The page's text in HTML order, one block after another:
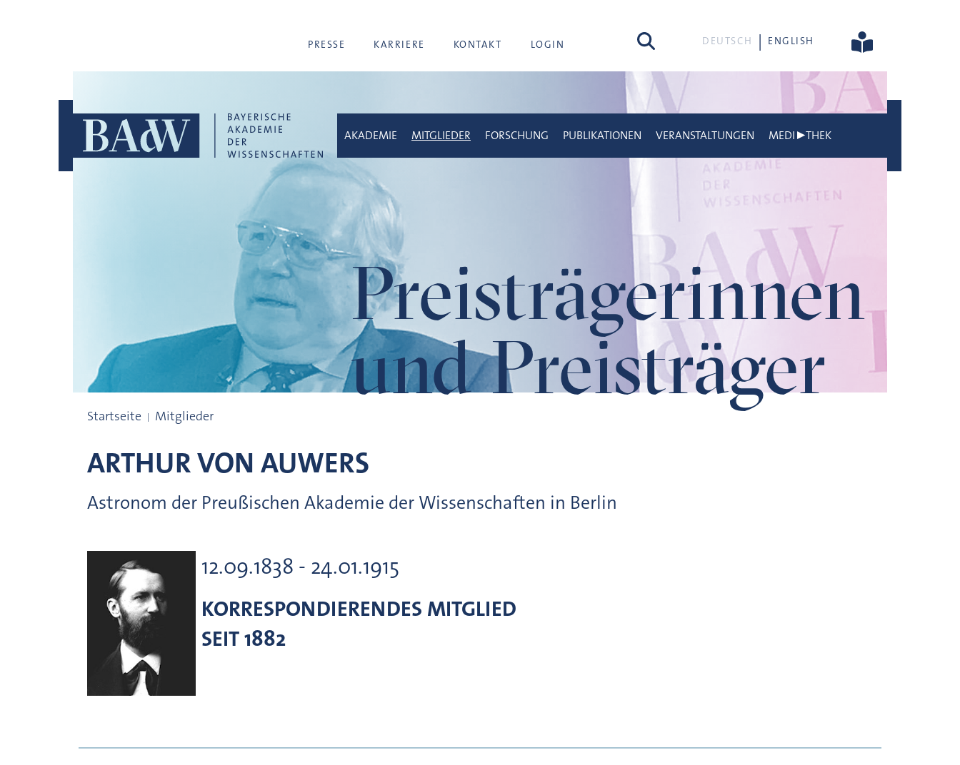
PRESSE KARRIERE KONTAKT LOGIN Suche DEUTSCH ENGLISH
Preisträgerinnen
und Preisträger
AKADEMIE MITGLIEDER FORSCHUNG PUBLIKATIONEN VERANSTALTUNGEN MEDI▶THEK
Startseite Mitglieder
ARTHUR VON AUWERS
Astronom der Preußischen Akademie der Wissenschaften in Berlin
12.09.1838 - 24.01.1915
KORRESPONDIERENDES MITGLIED
SEIT 1882